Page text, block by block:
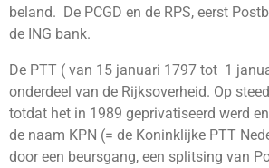
beland. De PCGD en de RPS, eerst
de ING bank.
De PTT ( van 15 januari 1797 tot 1
onderdeel van de Rijksoverheid. Op
totdat het in 1989 geprivatiseerd werd
de naam KPN (= de Koninklijke PTT
door een beursgang, een splitsing van